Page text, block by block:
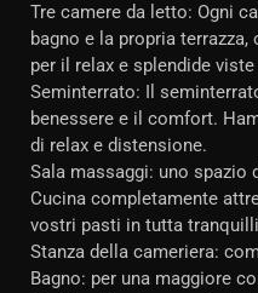
Tre camere da letto: Ogni
bagno e la propria
per il relax e splendide
Seminterrato: Il
benessere e il comfort.
di relax e distensione.
Sala massaggi: uno spazio
Cucina completamente
vostri pasti in tutta
Stanza della cameriera:
Bagno: per una maggiore